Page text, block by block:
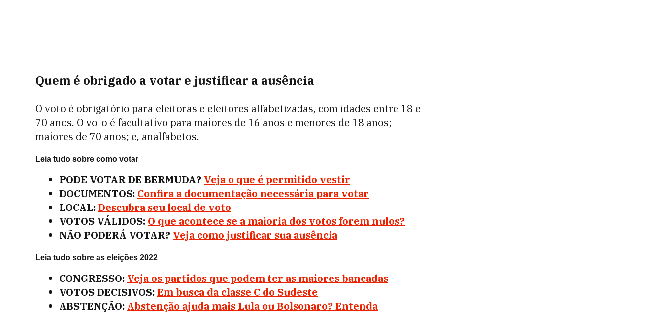
Quem é obrigado a votar e justificar a ausência
O voto é obrigatório para eleitoras e eleitores alfabetizadas, com idades entre 18 e
70 anos. O voto é facultativo para maiores de 16 anos e menores de 18 anos;
maiores de 70 anos; e, analfabetos.
Leia tudo sobre como votar
PODE VOTAR DE BERMUDA? Veja o que é permitido vestir
DOCUMENTOS: Confira a documentação necessária para votar
LOCAL:Descubra seu local de voto
VOTOS VÁLIDOS: O que acontece se a maioria dos votos forem nulos?
NÃO PODERÁ VOTAR? Veja como justificar sua ausência
Leia tudo sobre as eleições 2022
CONGRESSO: Veja os partidos que podem ter as maiores bancadas
VOTOS DECISIVOS:Em busca da classe C do Sudeste
ABSTENÇÃO: Abstenção ajuda mais Lula ou Bolsonaro? Entenda